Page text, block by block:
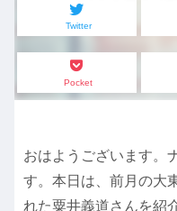
Twitter
Pocket
おはようございます。
す。本日は、前月の大
れた粟井義道さんを紹